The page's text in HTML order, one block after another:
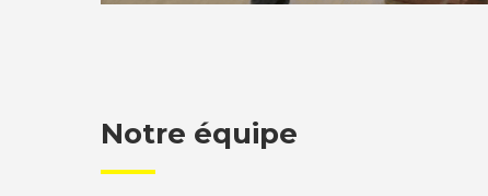
Notre équipe